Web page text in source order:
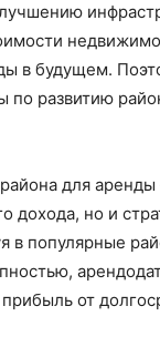
в будущем.
по развитию
для аренды
дохода, но и
в популярные
от